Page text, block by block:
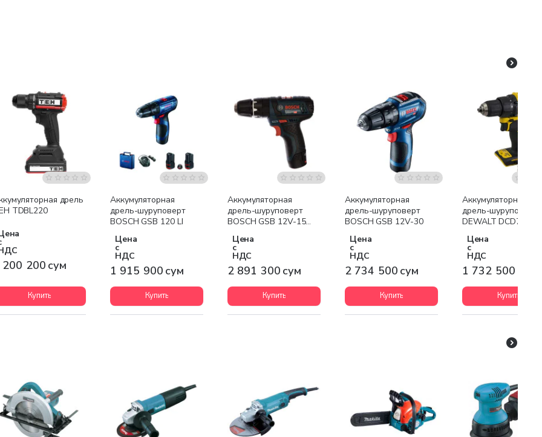
дрель
TDBL220
200 сум
Купить
Аккумуляторная
дрель-шуруповерт
BOSCH GSB 120 LI
Цена
с
НДС
1 915 900 сум
Купить
Аккумуляторная
дрель-шуруповерт
BOSCH GSB 12V-15
Цена
с
НДС
2 891 300 сум
Купить
Аккумуляторная
дрель-шуруповерт
BOSCH GSB 12V-30
Цена
с
НДС
2 734 500 сум
Купить
Аккумуляторная
дрель-шуруповерт
DEWALT DCD708N
Цена
с
НДС
1 732 500 сум
Купить